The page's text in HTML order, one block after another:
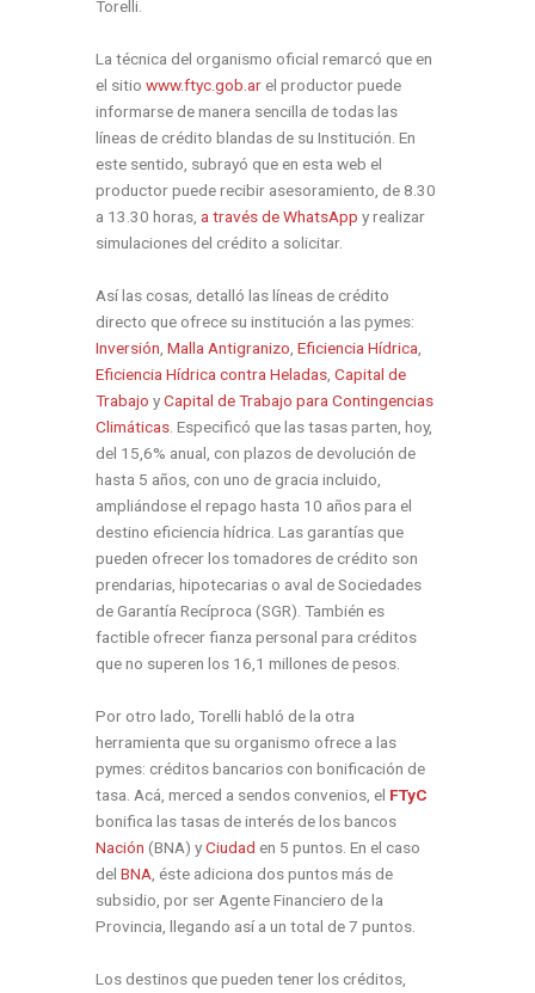
Torelli.
La técnica del organismo oficial remarcó que en
el sitio www.ftyc.gob.arel productor puede
informarse de manera sencilla de todas las
líneas de crédito blandas de su Institución. En
este sentido, subrayó que en esta web el
productor puede recibir asesoramiento, de 8.30
a 13.30 horas, a través de WhatsApp y realizar
simulaciones del crédito a solicitar.
Así las cosas, detalló las líneas de crédito
directo que ofrece su institución a las pymes:
Inversión Malla Antigranizo Eficiencia Hídrica
Eficiencia Hídrica contra Heladas Capital de
Trabajo yCapital de Trabajo para Contingencias
Climáticas . Especificó que las tasas parten, hoy,
del 15,6% anual, con plazos de devolución de
hasta 5 años, con uno de gracia incluido,
ampliándose el repago hasta 10 años para el
destino eficiencia hídrica. Las garantías que
pueden ofrecer los tomadores de crédito son
prendarias, hipotecarias o aval de Sociedades
de Garantía Recíproca (SGR). También es
factible ofrecer fianza personal para créditos
que no superen los 16,1 millones de pesos.
Por otro lado, Torelli habló de la otra
herramienta que su organismo ofrece a las
pymes: créditos bancarios con bonificación de
tasa. Acá, merced a sendos convenios, el FTyC
bonifica las tasas de interés de los bancos
Nación (BNA) yCiudad en 5 puntos. En el caso
del BNA , éste adiciona dos puntos más de
subsidio, por ser Agente Financiero de la
Provincia, llegando así a un total de 7 puntos.
Los destinos que pueden tener los créditos,